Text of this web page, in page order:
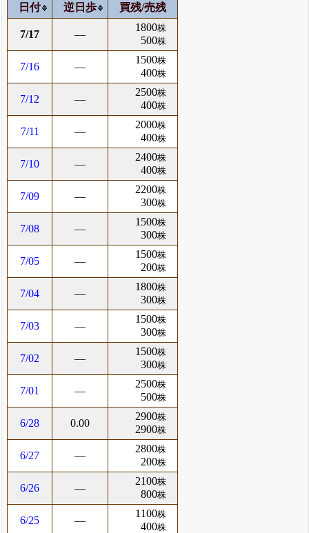
日付 逆日歩 買残/売残
7/17 ―
1800株
500株
7/16 ―
1500株
400株
7/12 ―
2500株
400株
7/11 ―
2000株
400株
7/10 ―
2400株
400株
7/09 ―
2200株
300株
7/08 ―
1500株
300株
7/05 ―
1500株
200株
7/04 ―
1800株
300株
7/03 ―
1500株
300株
7/02 ―
1500株
300株
7/01 ―
2500株
500株
6/28 0.00
2900株
2900株
6/27 ―
2800株
200株
6/26 ―
2100株
800株
6/25 ―
1100株
400株